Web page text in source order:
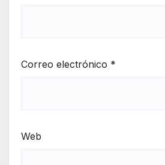
Correo electrónico *
Web